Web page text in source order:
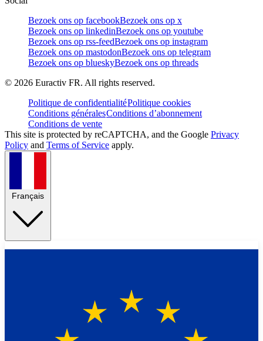
Bezoek ons op facebookBezoek ons op x
Bezoek ons op linkedinBezoek ons op youtube
Bezoek ons op rss-feedBezoek ons op instagram
Bezoek ons op mastodonBezoek ons op telegram
Bezoek ons op blueskyBezoek ons op threads
© 2026 Euractiv FR. All rights reserved.
Politique de confidentialitéPolitique cookies
Conditions généralesConditions d’abonnement
Conditions de vente
This site is protected by reCAPTCHA, and the Google Privacy
Policy and Terms of Service apply.
Français